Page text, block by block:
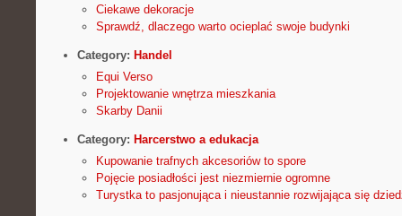
Ciekawe dekoracje
Sprawdź, dlaczego warto ocieplać swoje budynki
Category: Handel
Equi Verso
Projektowanie wnętrza mieszkania
Skarby Danii
Category: Harcerstwo a edukacja
Kupowanie trafnych akcesoriów to spore
Pojęcie posiadłości jest niezmiernie ogromne
Turystka to pasjonująca i nieustannie rozwijająca się